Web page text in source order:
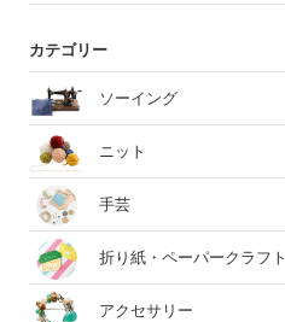
カテゴリー
ソーイング
ニット
手芸
折り紙・ペーパークラフト
アクセサリー